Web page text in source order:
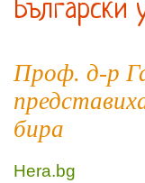
Български
Проф. д-р
бира
Hera.bg